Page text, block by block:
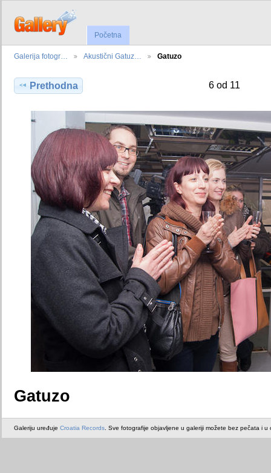
Početna
Galerija fotogr… Akustični Gatuz… Gatuzo
Prethodna 6 od 11
Gatuzo
Galeriju uređuje Croatia Records . Sve fotografije objavljene u galeriji možete bez pečata i